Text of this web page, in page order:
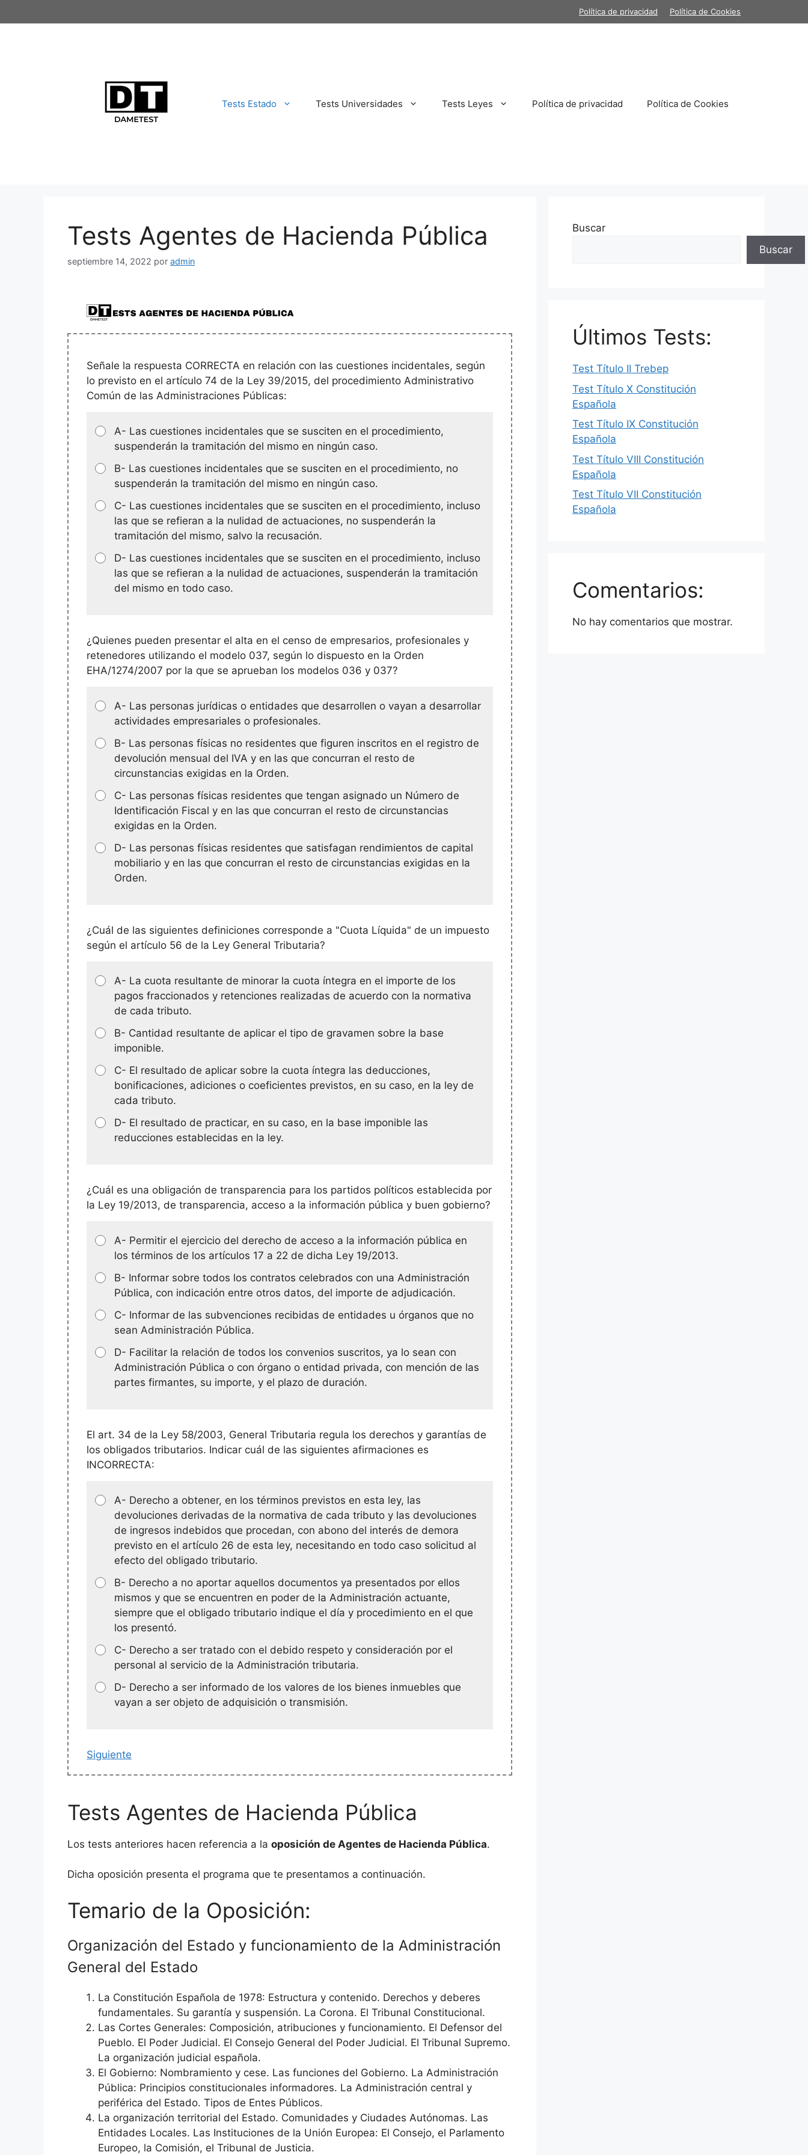
al
Política de privacidad Política de Cookies
Tests Estado Tests Universidades Tests Leyes Política de privacidad Política de Cookies
Tests Agentes de Hacienda Pública
septiembre 14, 2022 por admin
Señale la respuesta CORRECTA en relación con las cuestiones incidentales, según
lo previsto en el artículo 74 de la Ley 39/2015, del procedimiento Administrativo
Común de las Administraciones Públicas:
A- Las cuestiones incidentales que se susciten en el procedimiento,
suspenderán la tramitación del mismo en ningún caso.
B- Las cuestiones incidentales que se susciten en el procedimiento, no
suspenderán la tramitación del mismo en ningún caso.
C- Las cuestiones incidentales que se susciten en el procedimiento, incluso
las que se refieran a la nulidad de actuaciones, no suspenderán la
tramitación del mismo, salvo la recusación.
D- Las cuestiones incidentales que se susciten en el procedimiento, incluso
las que se refieran a la nulidad de actuaciones, suspenderán la tramitación
del mismo en todo caso.
¿Quienes pueden presentar el alta en el censo de empresarios, profesionales y
retenedores utilizando el modelo 037, según lo dispuesto en la Orden
EHA/1274/2007 por la que se aprueban los modelos 036 y 037?
A- Las personas jurídicas o entidades que desarrollen o vayan a desarrollar
actividades empresariales o profesionales.
B- Las personas físicas no residentes que figuren inscritos en el registro de
devolución mensual del IVA y en las que concurran el resto de
circunstancias exigidas en la Orden.
C- Las personas físicas residentes que tengan asignado un Número de
Identificación Fiscal y en las que concurran el resto de circunstancias
exigidas en la Orden.
D- Las personas físicas residentes que satisfagan rendimientos de capital
mobiliario y en las que concurran el resto de circunstancias exigidas en la
Orden.
¿Cuál de las siguientes definiciones corresponde a "Cuota Líquida" de un impuesto
según el artículo 56 de la Ley General Tributaria?
A- La cuota resultante de minorar la cuota íntegra en el importe de los
pagos fraccionados y retenciones realizadas de acuerdo con la normativa
de cada tributo.
B- Cantidad resultante de aplicar el tipo de gravamen sobre la base
imponible.
C- El resultado de aplicar sobre la cuota íntegra las deducciones,
bonificaciones, adiciones o coeficientes previstos, en su caso, en la ley de
cada tributo.
D- El resultado de practicar, en su caso, en la base imponible las
reducciones establecidas en la ley.
¿Cuál es una obligación de transparencia para los partidos políticos establecida por
la Ley 19/2013, de transparencia, acceso a la información pública y buen gobierno?
A- Permitir el ejercicio del derecho de acceso a la información pública en
los términos de los artículos 17 a 22 de dicha Ley 19/2013.
B- Informar sobre todos los contratos celebrados con una Administración
Pública, con indicación entre otros datos, del importe de adjudicación.
C- Informar de las subvenciones recibidas de entidades u órganos que no
sean Administración Pública.
D- Facilitar la relación de todos los convenios suscritos, ya lo sean con
Administración Pública o con órgano o entidad privada, con mención de las
partes firmantes, su importe, y el plazo de duración.
El art. 34 de la Ley 58/2003, General Tributaria regula los derechos y garantías de
los obligados tributarios. Indicar cuál de las siguientes afirmaciones es
INCORRECTA:
A- Derecho a obtener, en los términos previstos en esta ley, las
devoluciones derivadas de la normativa de cada tributo y las devoluciones
de ingresos indebidos que procedan, con abono del interés de demora
previsto en el artículo 26 de esta ley, necesitando en todo caso solicitud al
efecto del obligado tributario.
B- Derecho a no aportar aquellos documentos ya presentados por ellos
mismos y que se encuentren en poder de la Administración actuante,
siempre que el obligado tributario indique el día y procedimiento en el que
los presentó.
C- Derecho a ser tratado con el debido respeto y consideración por el
personal al servicio de la Administración tributaria.
D- Derecho a ser informado de los valores de los bienes inmuebles que
vayan a ser objeto de adquisición o transmisión.
Siguiente
Tests Agentes de Hacienda Pública
Los tests anteriores hacen referencia a la oposición de Agentes de Hacienda Pública.
Dicha oposición presenta el programa que te presentamos a continuación.
Temario de la Oposición:
Organización del Estado y funcionamiento de la Administración
General del Estado
La Constitución Española de 1978: Estructura y contenido. Derechos y deberes
fundamentales. Su garantía y suspensión. La Corona. El Tribunal Constitucional.
Las Cortes Generales: Composición, atribuciones y funcionamiento. El Defensor del
Pueblo. El Poder Judicial. El Consejo General del Poder Judicial. El Tribunal Supremo.
La organización judicial española.
El Gobierno: Nombramiento y cese. Las funciones del Gobierno. La Administración
Pública: Principios constitucionales informadores. La Administración central y
periférica del Estado. Tipos de Entes Públicos.
La organización territorial del Estado. Comunidades y Ciudades Autónomas. Las
Entidades Locales. Las Instituciones de la Unión Europea: El Consejo, el Parlamento
Europeo, la Comisión, el Tribunal de Justicia.
Buscar
Buscar
Últimos Tests:
Test Título II Trebep
Test Título X Constitución
Española
Test Título IX Constitución
Española
Test Título VIII Constitución
Española
Test Título VII Constitución
Española
Comentarios:
No hay comentarios que mostrar.